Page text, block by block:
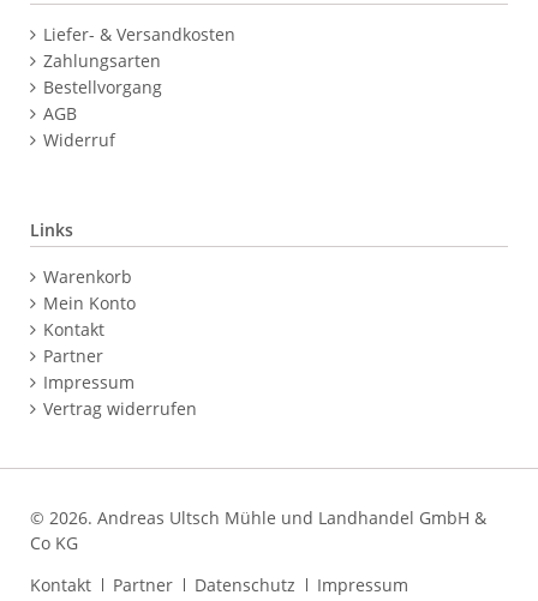
Navigation
überspringen
Liefer- & Versandkosten
Zahlungsarten
Bestellvorgang
AGB
Widerruf
Links
Navigation
überspringen
Warenkorb
Mein Konto
Kontakt
Partner
Impressum
Vertrag widerrufen
© 2026. Andreas Ultsch Mühle und Landhandel GmbH &
Co KG
Navigation
Kontakt Partner Datenschutz Impressum